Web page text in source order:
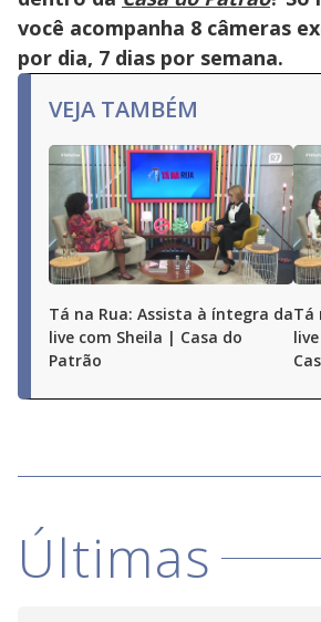
você acompanha 8 câmeras
por dia, 7 dias por semana.
VEJA TAMBÉM
Tá na Rua: Assista à íntegra da
live com Sheila | Casa do
Patrão
Tá
Últimas